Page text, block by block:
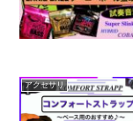
アクセサリ